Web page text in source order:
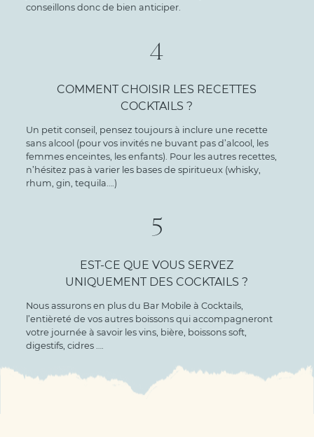
conseillons donc de bien anticiper.
4
COMMENT CHOISIR LES RECETTES
COCKTAILS ?
Un petit conseil, pensez toujours à inclure une recette
sans alcool (pour vos invités ne buvant pas d’alcool, les
femmes enceintes, les enfants). Pour les autres recettes,
n’hésitez pas à varier les bases de spiritueux (whisky,
rhum, gin, tequila….)
5
EST-CE QUE VOUS SERVEZ
UNIQUEMENT DES COCKTAILS ?
Nous assurons en plus du Bar Mobile à Cocktails,
l’entièreté de vos autres boissons qui accompagneront
votre journée à savoir les vins, bière, boissons soft,
digestifs, cidres ….